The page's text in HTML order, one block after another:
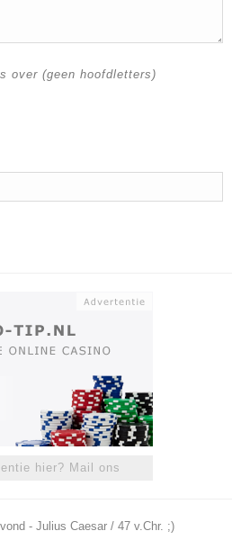
over (geen hoofdletters)
hier? Mail ons
- Julius Caesar / 47 v.Chr. ;)